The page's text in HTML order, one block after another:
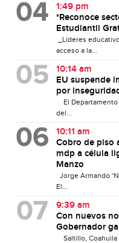
1:49 pm
*Reconoce
Estudiantil
_Líderes
acceso a la...
10:14 am
EU suspende
por
El Departamento
del...
10:11 am
Cobro de piso
mdp a célula
Manzo
Jorge Armando
El...
9:39 am
Con nuevos
Gobernador
Saltillo, Coahuila